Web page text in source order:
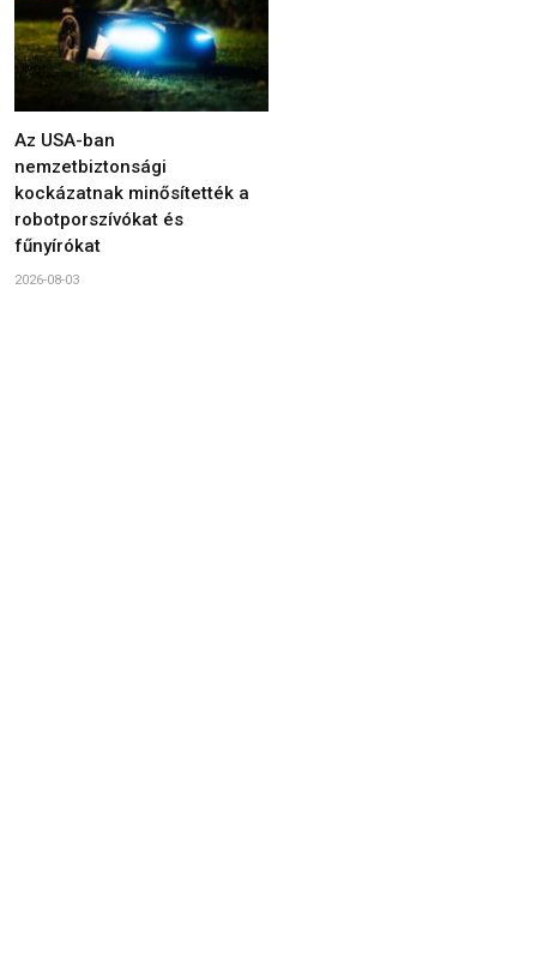
Az USA-ban
nemzetbiztonsági
kockázatnak minősítették a
robotporszívókat és
fűnyírókat
2026-08-03